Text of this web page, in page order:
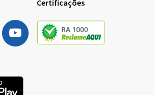
Certificações